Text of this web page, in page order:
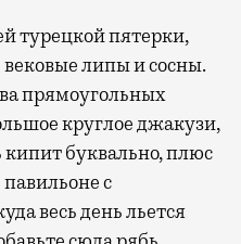
турецкой пятерки,
липы и сосны.
прямоугольных
круглое джакузи,
кипит буквально, плюс
с
весь день льется